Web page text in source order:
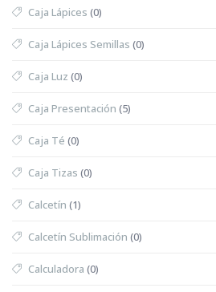
Caja Lápices (0)
Caja Lápices Semillas (0)
Caja Luz (0)
Caja Presentación (5)
Caja Té (0)
Caja Tizas (0)
Calcetín (1)
Calcetín Sublimación (0)
Calculadora (0)